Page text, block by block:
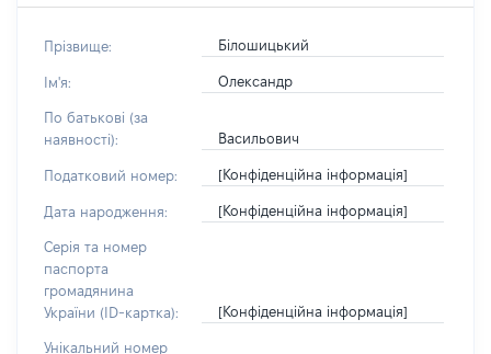
Прізвище: Білошицький
Ім'я: Олександр
По батькові (за
наявності):
Васильович
Податковий номер: [Конфіденційна інформація]
Дата народження: [Конфіденційна інформація]
Серія та номер
паспорта
громадянина
України (ID-картка):
[Конфіденційна інформація]
Унікальний номер